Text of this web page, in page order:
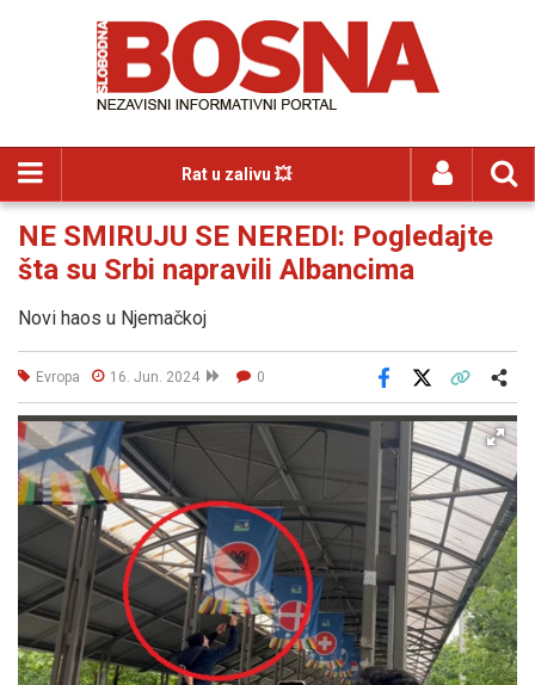
Rat u zalivu 💥
NE SMIRUJU SE NEREDI: Pogledajte
šta su Srbi napravili Albancima
Novi haos u Njemačkoj
Evropa 16. Jun. 2024 0
Facebook